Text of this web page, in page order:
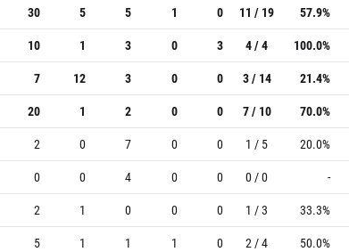
30 5 5 1 0 11 / 19 57.9%
10 1 3 0 3 4 / 4 100.0%
7 12 3 0 0 3 / 14 21.4%
20 1 2 0 0 7 / 10 70.0%
2 0 7 0 0 1 / 5 20.0%
0 0 4 0 0 0 / 0 -
2 1 0 0 0 1 / 3 33.3%
5 1 1 1 0 2 / 4 50.0%